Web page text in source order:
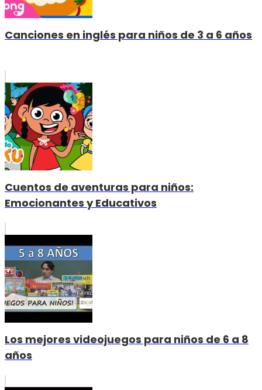
Canciones en inglés para niños de 3 a 6 años
Cuentos de aventuras para niños:
Emocionantes y Educativos
Los mejores videojuegos para niños de 6 a 8
años